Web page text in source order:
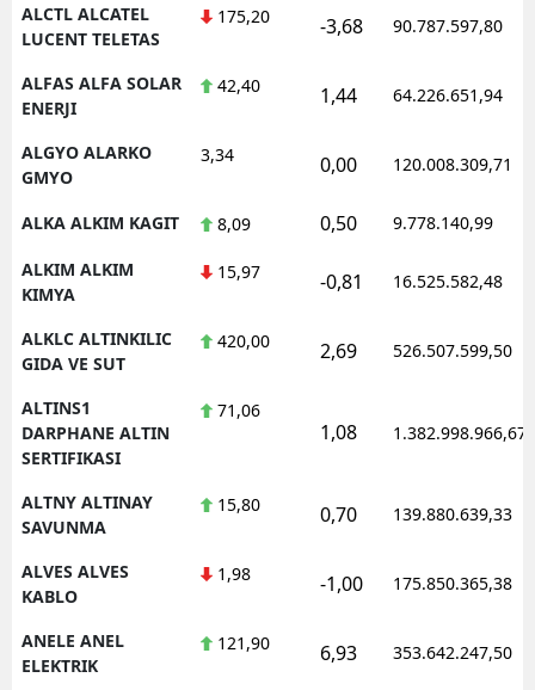
ALCTL ALCATEL
LUCENT TELETAS
175,20 -3,68 90.787.597,80
ALFAS ALFA SOLAR
ENERJI
42,40 1,44 64.226.651,94
ALGYO ALARKO
GMYO
3,34 0,00 120.008.309,71
ALKA ALKIM KAGIT 8,09 0,50 9.778.140,99
ALKIM ALKIM
KIMYA
15,97 -0,81 16.525.582,48
ALKLC ALTINKILIC
GIDA VE SUT
420,00 2,69 526.507.599,50
ALTINS1
DARPHANE ALTIN
SERTIFIKASI
71,06
1,08 1.382.998.966,67
ALTNY ALTINAY
SAVUNMA
15,80 0,70 139.880.639,33
ALVES ALVES
KABLO
1,98 -1,00 175.850.365,38
ANELE ANEL
ELEKTRIK
121,90 6,93 353.642.247,50